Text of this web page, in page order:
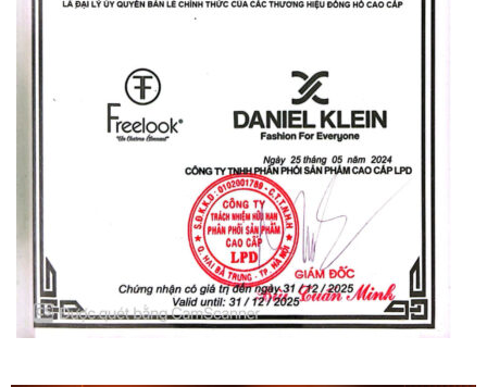
Orient Nam RA-
Casio Nam MTS-